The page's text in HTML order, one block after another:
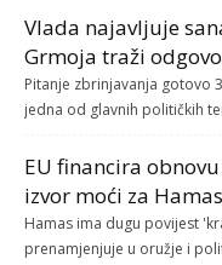
Vlada najavljuje
Grmoja traži
Pitanje zbrinjavanja gotovo
jedna od glavnih političkih
EU financira
izvor moći za
Hamas ima dugu povijest
prenamjenjuje u oružje i